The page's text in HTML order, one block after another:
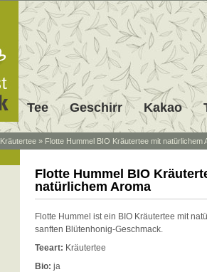
Tee Geschirr Kakao
Kräutertee » Flotte Hummel BIO Kräutertee mit natürlichem
Flotte Hummel BIO
natürlichem Aroma
Flotte Hummel ist ein BIO Kräutertee mit
sanften Blütenhonig-Geschmack.
Teeart: Kräutertee
Bio: ja